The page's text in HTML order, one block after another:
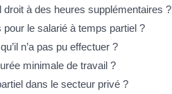
à des heures supplémentaires ?
pour le salarié à temps partiel ?
n’a pas pu effectuer ?
minimale de travail ?
dans le secteur privé ?